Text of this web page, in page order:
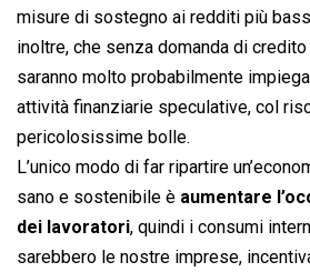
misure di sostegno ai redditi più
inoltre, che senza domanda di
saranno molto probabilmente
attività finanziarie speculative, col
pericolosissime bolle.
L’unico modo di far ripartire
sano e sostenibile è aumentare
dei lavoratori, quindi i consumi
sarebbero le nostre imprese,